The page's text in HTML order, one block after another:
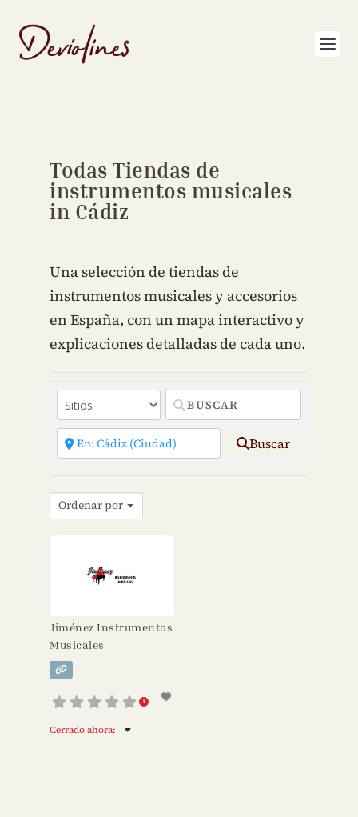
Todas Tiendas de
instrumentos musicales
in Cádiz
Una selección de tiendas de
instrumentos musicales y accesorios
en España, con un mapa interactivo y
explicaciones detalladas de cada uno.
Buscar
Ordenar por
Jiménez Instrumentos
Musicales
Cerrado ahora: